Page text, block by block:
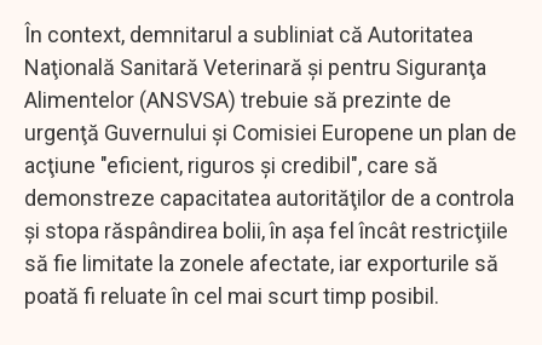
În context, demnitarul a subliniat că Autoritatea
Naţională Sanitară Veterinară şi pentru Siguranţa
Alimentelor (ANSVSA) trebuie să prezinte de
urgenţă Guvernului şi Comisiei Europene un plan de
acţiune "eficient, riguros şi credibil", care să
demonstreze capacitatea autorităţilor de a controla
şi stopa răspândirea bolii, în aşa fel încât restricţiile
să fie limitate la zonele afectate, iar exporturile să
poată fi reluate în cel mai scurt timp posibil.